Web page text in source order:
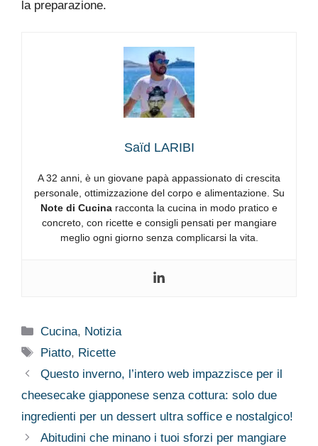
la preparazione.
Saïd LARIBI
A 32 anni, è un giovane papà appassionato di crescita
personale, ottimizzazione del corpo e alimentazione. Su
Note di Cucina racconta la cucina in modo pratico e
concreto, con ricette e consigli pensati per mangiare
meglio ogni giorno senza complicarsi la vita.
Categorie
Cucina, Notizia
Tag
Piatto, Ricette
Questo inverno, l’intero web impazzisce per il
cheesecake giapponese senza cottura: solo due
ingredienti per un dessert ultra soffice e nostalgico!
Abitudini che minano i tuoi sforzi per mangiare